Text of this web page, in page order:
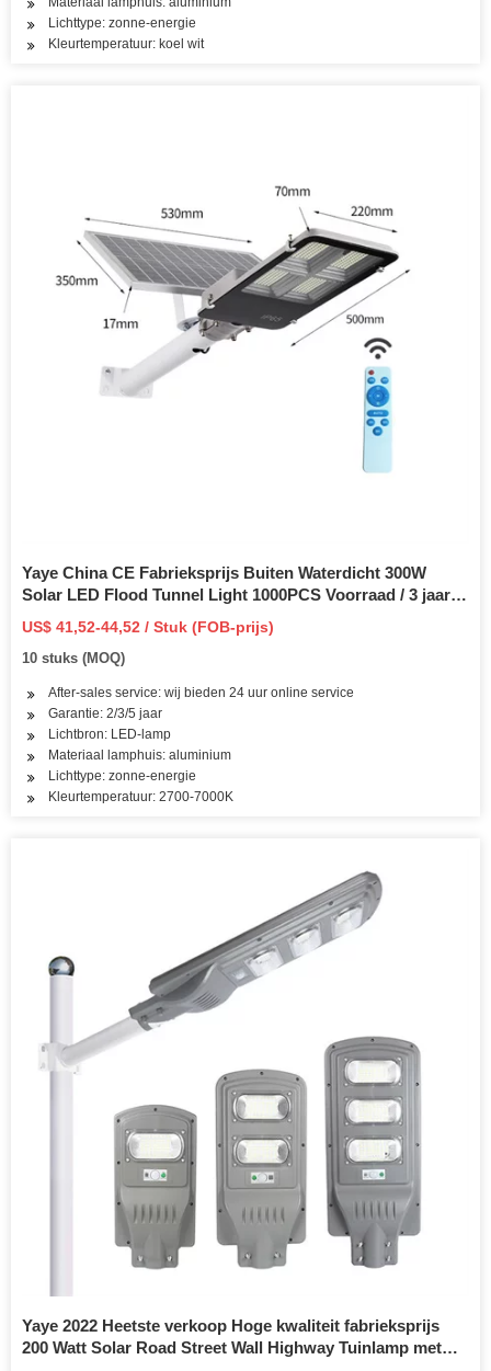
Lichttype: zonne-energie
Kleurtemperatuur: koel wit
Yaye China CE Fabrieksprijs Buiten Waterdicht 300W
Solar LED Flood Tunnel Light 1000PCS Voorraad / 3 jaar
garantie / Beschikbare Watts: 60W / 100W / 200W / 300W /
500W / 800W
US$ 41,52-44,52 / Stuk (FOB-prijs)
10 stuks (MOQ)
After-sales service: wij bieden 24 uur online service
Garantie: 2/3/5 jaar
Lichtbron: LED-lamp
Materiaal lamphuis: aluminium
Lichttype: zonne-energie
Kleurtemperatuur: 2700-7000K
Yaye 2022 Heetste verkoop Hoge kwaliteit fabrieksprijs
200 Watt Solar Road Street Wall Highway Tuinlamp met